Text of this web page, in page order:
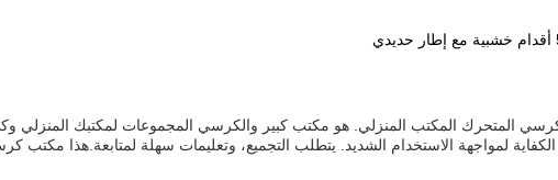
المتحرك المكتب المنزلي. هو مكتب كبير والكرسي المجموعات لمكتبك المنزلي
بما فيه الكفاية لمواجهة الاستخدام الشديد. يتطلب التجميع، وتعليمات سهلة لمتابعة.هذا